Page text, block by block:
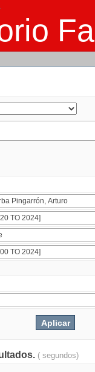
( segundos)